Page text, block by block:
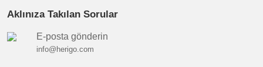
Aklınıza Takılan Sorular
E-posta gönderin
info@herigo.com